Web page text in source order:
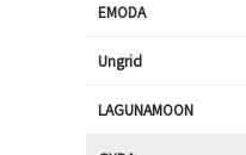
EMODA
Ungrid
LAGUNAMOON